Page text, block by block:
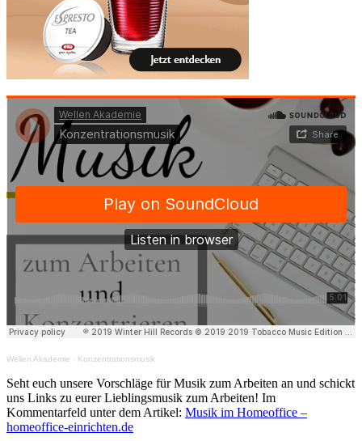
Wellen Akademie · Konzentrationsmusik
Seht euch unsere Vorschläge für Musik zum Arbeiten an und schickt
uns Links zu eurer Lieblingsmusik zum Arbeiten! Im
Kommentarfeld unter dem Artikel: Musik im Homeoffice –
homeoffice-einrichten.de